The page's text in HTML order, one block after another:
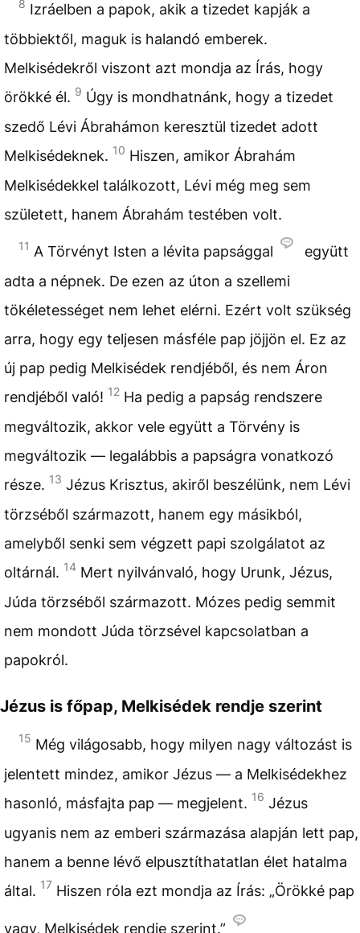
8 Izráelben a papok, akik a tizedet kapják a
többiektől, maguk is halandó emberek.
Melkisédekről viszont azt mondja az Írás, hogy
örökké él. 9 Úgy is mondhatnánk, hogy a tizedet
szedő Lévi Ábrahámon keresztül tizedet adott
Melkisédeknek. 10 Hiszen, amikor Ábrahám
Melkisédekkel találkozott, Lévi még meg sem
született, hanem Ábrahám testében volt.
11 A Törvényt Isten a lévita papsággal
együtt
adta a népnek. De ezen az úton a szellemi
tökéletességet nem lehet elérni. Ezért volt szükség
arra, hogy egy teljesen másféle pap jöjjön el. Ez az
új pap pedig Melkisédek rendjéből, és nem Áron
rendjéből való! 12 Ha pedig a papság rendszere
megváltozik, akkor vele együtt a Törvény is
megváltozik — legalábbis a papságra vonatkozó
része. 13 Jézus Krisztus, akiről beszélünk, nem Lévi
törzséből származott, hanem egy másikból,
amelyből senki sem végzett papi szolgálatot az
oltárnál. 14 Mert nyilvánvaló, hogy Urunk, Jézus,
Júda törzséből származott. Mózes pedig semmit
nem mondott Júda törzsével kapcsolatban a
papokról.
Jézus is főpap, Melkisédek rendje szerint
15 Még világosabb, hogy milyen nagy változást is
jelentett mindez, amikor Jézus — a Melkisédekhez
hasonló, másfajta pap — megjelent. 16 Jézus
ugyanis nem az emberi származása alapján lett pap,
hanem a benne lévő elpusztíthatatlan élet hatalma
által. 17 Hiszen róla ezt mondja az Írás: „Örökké pap
vagy, Melkisédek rendje szerint.”